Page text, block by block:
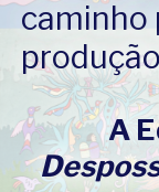
caminho
A